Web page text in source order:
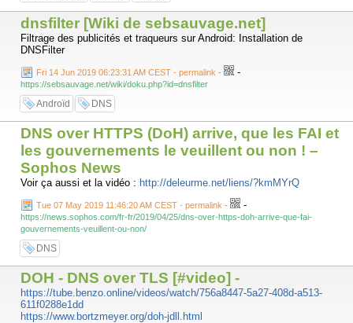
dnsfilter [Wiki de sebsauvage.net]
Filtrage des publicités et traqueurs sur Android: Installation de
DNSFilter
Fri 14 Jun 2019 06:23:31 AM CEST - permalink - -
https://sebsauvage.net/wiki/doku.php?id=dnsfilter
Androïd DNS
DNS over HTTPS (DoH) arrive, que les FAI et
les gouvernements le veuillent ou non ! –
Sophos News
Voir ça aussi et la vidéo : http://deleurme.net/liens/?kmMYrQ
Tue 07 May 2019 11:46:20 AM CEST - permalink - -
https://news.sophos.com/fr-fr/2019/04/25/dns-over-https-doh-arrive-que-fai-
gouvernements-veuillent-ou-non/
DNS
DOH - DNS over TLS [#video] -
https://tube.benzo.online/videos/watch/756a8447-5a27-408d-a513-
611f0288e1dd
https://www.bortzmeyer.org/doh-jdll.html